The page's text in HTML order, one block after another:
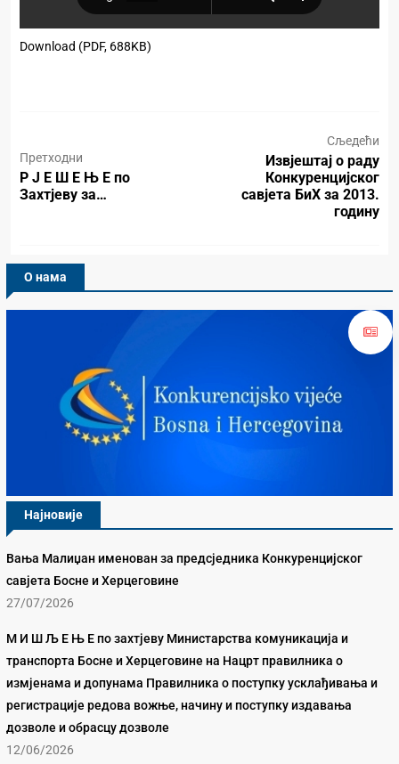
Download (PDF, 688KB)
Претходни
Р Ј Е Ш Е Њ Е по
Захтјеву за…
Сљедећи
Извјештај о раду
Конкуренцијског
савјета БиХ за 2013.
годину
О нама
Најновије
Вања Малиџан именован за предсједника Конкуренцијског
савјета Босне и Херцеговине
27/07/2026
М И Ш Љ Е Њ Е по захтјеву Министарства комуникација и
транспорта Босне и Херцеговине на Нацрт правилника о
измјенама и допунама Правилника о поступку усклађивања и
регистрације редова вожње, начину и поступку издавања
дозволе и обрасцу дозволе
12/06/2026